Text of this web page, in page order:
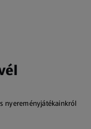
nyereményjátékainkról